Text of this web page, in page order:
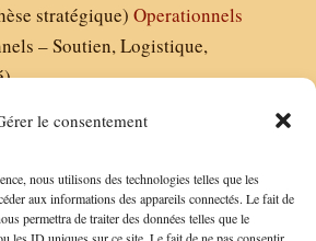
le consentement
nous utilisons des technologies telles que les
aux informations des appareils connectés. Le fait de
permettra de traiter des données telles que le
stratégique) Operationnels
– Soutien, Logistique,
Boudon, 75016, Paris